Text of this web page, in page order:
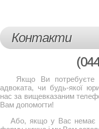
Контакти
Якщо Ви потребуєте
адвоката, чи будь-якої
нас за вищевказаним
Вам допомогти!
Або, якщо у Вас немає